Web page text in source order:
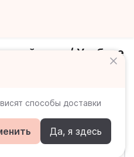
способы доставки
Да, я здесь
курс / Учебное